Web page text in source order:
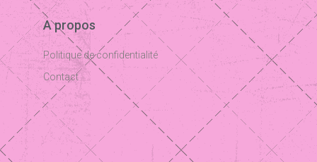
A propos
Politique de confidentialité
Contact